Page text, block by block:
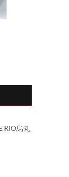
RIO烏丸